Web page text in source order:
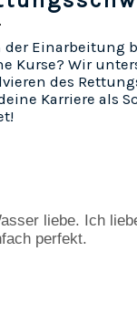
der Einarbeitung
Kurse? Wir
des
Karriere als
liebe. Ich
perfekt.